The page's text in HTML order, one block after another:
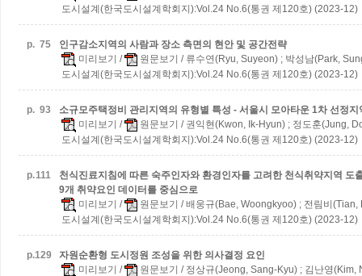
도시설계(한국도시설계학회지):Vol.24 No.6(통권 제120호) (2023-12)
p. 75
인구감소지역의 사람과 장소 측면의 현안 및 공간전략
미리보기 / 원문보기 / 류수연(Ryu, Suyeon) ; 박성남(Park,
도시설계(한국도시설계학회지):Vol.24 No.6(통권 제120호) (2023-12)
p. 93
소규모주택정비 관리지역의 유형별 특성 - 서울시 모아타운 1차 선정지
미리보기 / 원문보기 / 권익현(Kwon, Ik-Hyun) ; 정도훈(Jung,
도시설계(한국도시설계학회지):Vol.24 No.6(통권 제120호) (2023-12)
p.111
천식진료지침에 따른 숙주인자와 환경인자를 고려한 천식취약지역 도
9개 취약요인 데이터를 중심으로
미리보기 / 원문보기 / 배웅규(Bae, Woongkyoo) ; 전림비(Tian,
도시설계(한국도시설계학회지):Vol.24 No.6(통권 제120호) (2023-12)
p.129
자원순환형 도시정원 조성을 위한 의사결정 요인
미리보기 / 원문보기 / 정상규(Jeong, Sang-Kyu) ; 김난영(Kim,